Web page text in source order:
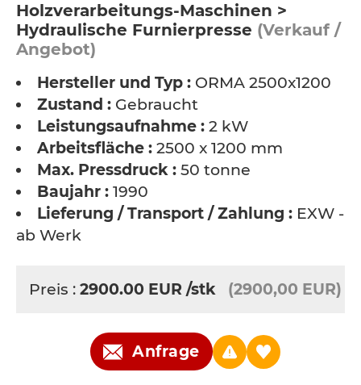
Holzverarbeitungs-Maschinen >
Hydraulische Furnierpresse (Verkauf /
Angebot)
Hersteller und Typ : ORMA 2500x1200
Zustand : Gebraucht
Leistungsaufnahme : 2 kW
Arbeitsfläche : 2500 x 1200 mm
Max. Pressdruck : 50 tonne
Baujahr : 1990
Lieferung / Transport / Zahlung : EXW -
ab Werk
Preis : 2900.00 EUR /stk (2900,00 EUR)
Anfrage